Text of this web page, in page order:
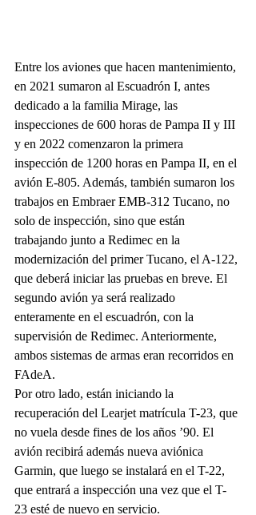
Entre los aviones que hacen mantenimiento,
en 2021 sumaron al Escuadrón I, antes
dedicado a la familia Mirage, las
inspecciones de 600 horas de Pampa II y III
y en 2022 comenzaron la primera
inspección de 1200 horas en Pampa II, en el
avión E-805. Además, también sumaron los
trabajos en Embraer EMB-312 Tucano, no
solo de inspección, sino que están
trabajando junto a Redimec en la
modernización del primer Tucano, el A-122,
que deberá iniciar las pruebas en breve. El
segundo avión ya será realizado
enteramente en el escuadrón, con la
supervisión de Redimec. Anteriormente,
ambos sistemas de armas eran recorridos en
FAdeA.
Por otro lado, están iniciando la
recuperación del Learjet matrícula T-23, que
no vuela desde fines de los años ’90. El
avión recibirá además nueva aviónica
Garmin, que luego se instalará en el T-22,
que entrará a inspección una vez que el T-
23 esté de nuevo en servicio.